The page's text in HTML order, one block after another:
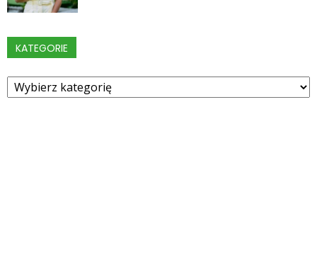
KATEGORIE
Kategorie